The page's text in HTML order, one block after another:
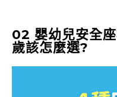
02 嬰幼兒安全
歲該怎麼選?